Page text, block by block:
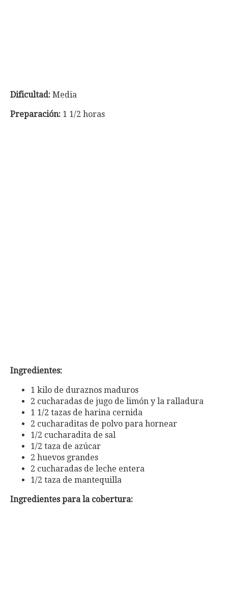
Dificultad: Media
Preparación: 1 1/2 horas
Ingredientes:
1 kilo de duraznos maduros
2 cucharadas de jugo de limón y la ralladura
1 1/2 tazas de harina cernida
2 cucharaditas de polvo para hornear
1/2 cucharadita de sal
1/2 taza de azúcar
2 huevos grandes
2 cucharadas de leche entera
1/2 taza de mantequilla
Ingredientes para la cobertura: